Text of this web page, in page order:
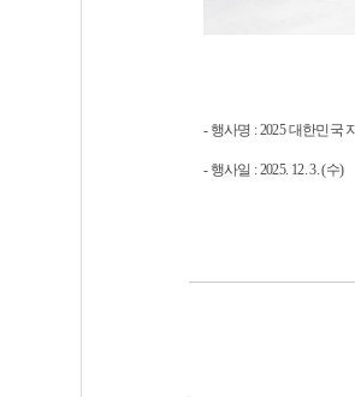
- 행사명 : 2025 대한민국
- 행사일 : 2025. 12. 3. (수)